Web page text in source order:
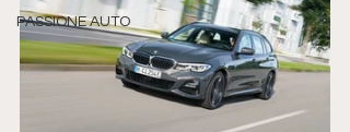
PASSIONE AUTO